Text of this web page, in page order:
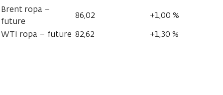
Brent ropa –
future
86,02
+1,00 %
WTI ropa – future 82,62 +1,30 %